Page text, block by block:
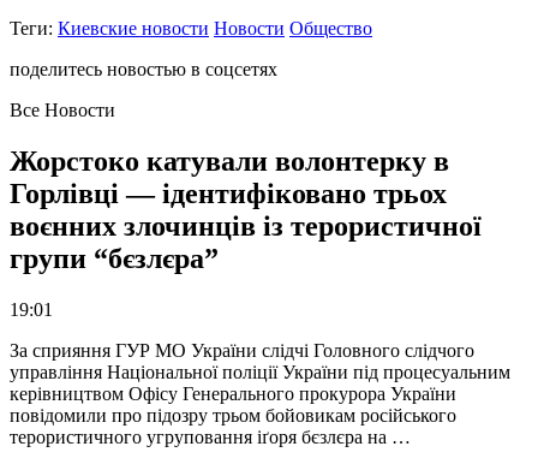
Теги: Киевские новости Новости Общество
поделитесь новостью в соцсетях
Все Новости
Жорстоко катували волонтерку в
Горлівці — ідентифіковано трьох
воєнних злочинців із терористичної
групи “бєзлєра”
19:01
За сприяння ГУР МО України слідчі Головного слідчого
управління Національної поліції України під процесуальним
керівництвом Офісу Генерального прокурора України
повідомили про підозру трьом бойовикам російського
терористичного угруповання іґоря бєзлєра на …